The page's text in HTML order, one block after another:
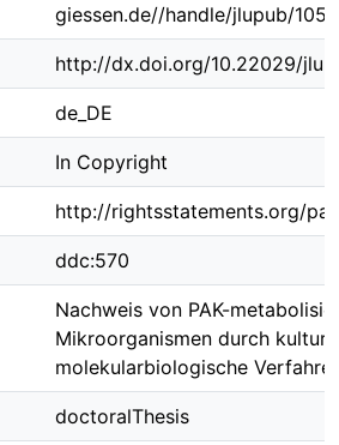
giessen.de//handle/jlupub/
http://dx.doi.org/10.22029/
de_DE
In Copyright
http://rightsstatements.org/
ddc:570
Nachweis von PAK-
Mikroorganismen durch
molekularbiologische
doctoralThesis